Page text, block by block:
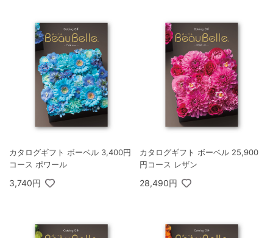
カタログギフト ボーベル 3,400円
コース ポワール
3,740円
カタログギフト ボーベル 25,900
円コース レザン
28,490円